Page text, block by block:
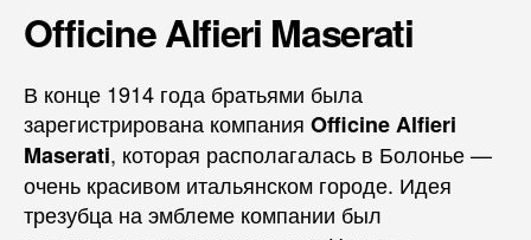
Officine Alfieri Maserati
В конце 1914 года братьями была
зарегистрирована компания Officine Alfieri
Maserati, которая располагалась в Болонье —
очень красивом итальянском городе. Идея
трезубца на эмблеме компании был